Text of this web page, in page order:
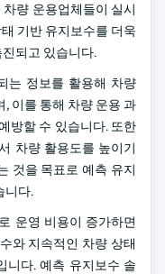
량 운용업체들이 실시
기반 유지보수를 더욱
되고 있습니다.
는 정보를 활용해 차량
이를 통해 차량 운용 과
방할 수 있습니다. 또한
차량 활용도를 높이기
것을 목표로 예측 유지
니다.
운영 비용이 증가하면
와 지속적인 차량 상태
니다. 예측 유지보수 솔